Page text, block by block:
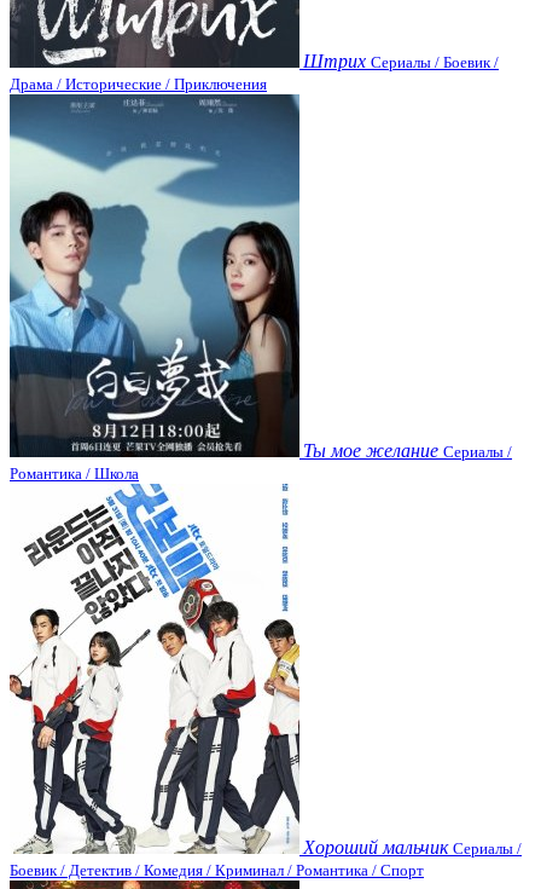
Штрих Сериалы / Боевик /
Драма / Исторические / Приключения
Ты мое желание Сериалы /
Романтика / Школа
Хороший мальчик Сериалы /
Боевик / Детектив / Комедия / Криминал / Романтика / Спорт